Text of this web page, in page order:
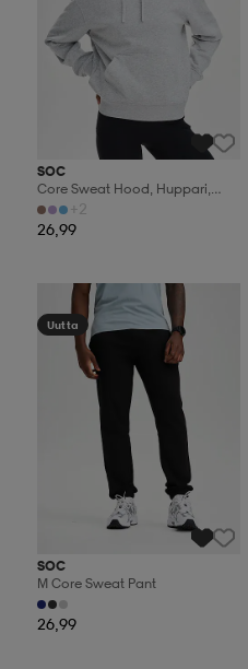
SOC
Core Sweat Hood, Huppari,
Naisten
+2
26,99
Valitse 2, maksa 44,99€
Uutta
SOC
M Core Sweat Pant
26,99